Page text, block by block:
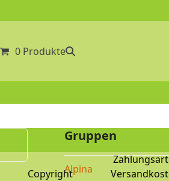
0 Produkte
Gruppen
Alpina
Copyright